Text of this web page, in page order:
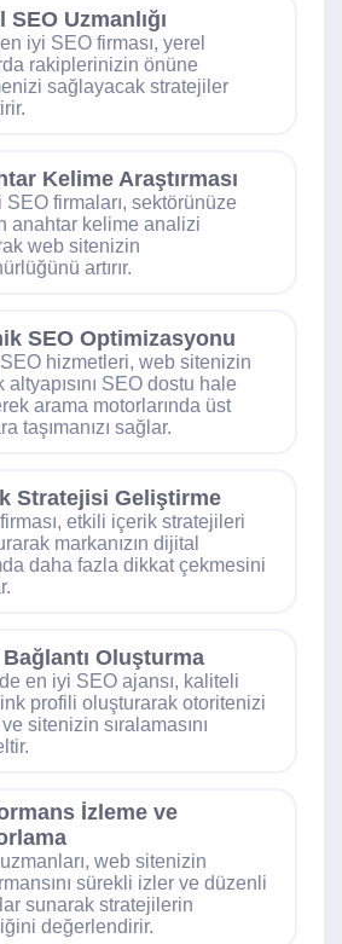
SEO Uzmanlığı
iyi SEO firması, yerel
rakiplerinizin önüne
sağlayacak stratejiler
Kelime Araştırması
SEO firmaları, sektörünüze
anahtar kelime analizi
web sitenizin
artırır.
SEO Optimizasyonu
SEO hizmetleri, web sitenizin
altyapısını SEO dostu hale
arama motorlarında üst
taşımanızı sağlar.
Stratejisi Geliştirme
etkili içerik stratejileri
markanızın dijital
daha fazla dikkat çekmesini
Oluşturma
en iyi SEO ajansı, kaliteli
profili oluşturarak otoritenizi
ve sitenizin sıralamasını
İzleme ve
web sitenizin
sürekli izler ve düzenli
sunarak stratejilerin
değerlendirir.